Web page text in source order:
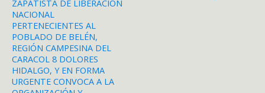
ZAPATISTA DE LIBERACIÓN
NACIONAL
PERTENECIENTES AL
POBLADO DE BELÉN,
REGIÓN CAMPESINA DEL
CARACOL 8 DOLORES
HIDALGO, Y EN FORMA
URGENTE CONVOCA A LA